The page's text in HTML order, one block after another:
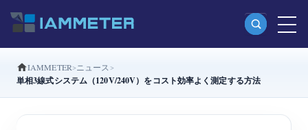
製品
IAMMETER ニュース
単相3線式システム（120V/240V）をコスト効率よく測定する方法